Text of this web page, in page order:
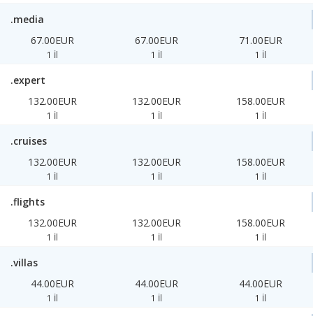
.media
67.00EUR
1 İl
67.00EUR
1 İl
71.00EUR
1 İl
.expert
132.00EUR
1 İl
132.00EUR
1 İl
158.00EUR
1 İl
.cruises
132.00EUR
1 İl
132.00EUR
1 İl
158.00EUR
1 İl
.flights
132.00EUR
1 İl
132.00EUR
1 İl
158.00EUR
1 İl
.villas
44.00EUR
1 İl
44.00EUR
1 İl
44.00EUR
1 İl